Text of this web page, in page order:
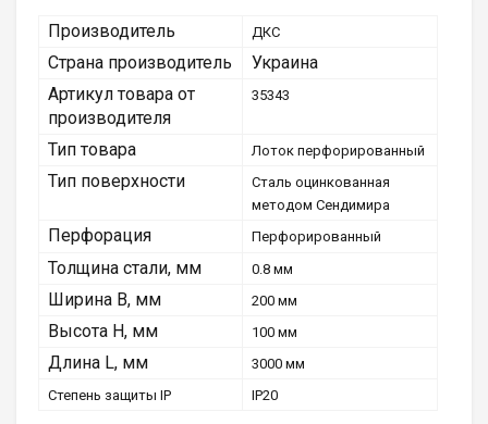
Производитель ДКС
Страна производитель
Украина
Артикул товара от
производителя
35343
Тип товара Лоток перфорированный
Тип поверхности
Сталь оцинкованная
методом Сендимира
Перфорация Перфорированный
Толщина стали, мм 0.8 мм
Ширина B, мм 200 мм
Высота H, мм 100 мм
Длина L, мм
3000 мм
Степень защиты IP
IP20